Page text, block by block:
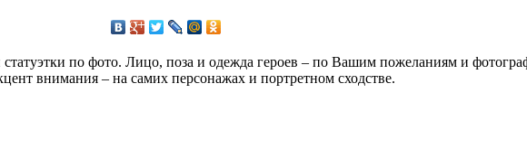
по фото. Лицо, поза и одежда героев – по Вашим пожеланиям и
внимания – на самих персонажах и портретном сходстве.